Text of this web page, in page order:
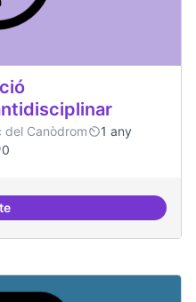
del Canòdrom
1 any
0
de col·laboració